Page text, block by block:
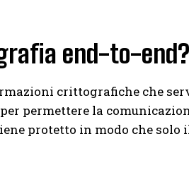
end-to-end?
crittografiche che
permettere la
protetto in modo che solo